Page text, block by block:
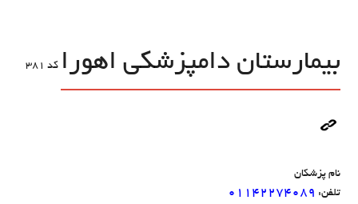
بیمارستان دامپزشکی اهورا کد 381
نام پزشکان
تلفن: 01142274089